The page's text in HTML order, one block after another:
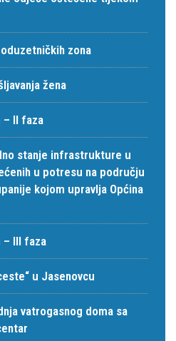
zona
žena
– II faza
stanje infrastrukture u
u potresu na području
kojom upravlja Općina
– III faza
u Jasenovcu
vatrogasnog doma sa